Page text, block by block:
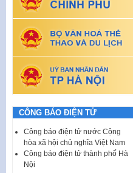
CÔNG BÁO ĐIỆN TỬ
Công báo điện tử nước Cộng
hòa xã hội chủ nghĩa Việt Nam
Công báo điện tử thành phố Hà
Nội